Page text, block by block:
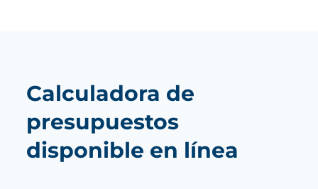
Calculadora de
presupuestos
disponible en línea